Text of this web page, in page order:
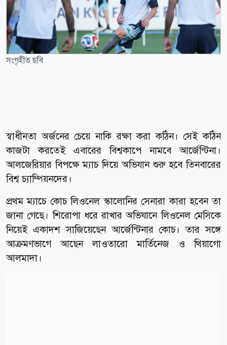
সংগৃহীত ছবি
স্বাধীনতা অর্জনের চেয়ে নাকি রক্ষা করা কঠিন। সেই কঠিন
কাজটা করতেই এবারের বিশ্বকাপে নামবে আর্জেন্টিনা।
আলজেরিয়ার বিপক্ষে ম্যাচ দিয়ে অভিযান শুরু হবে তিনবারের
বিশ্ব চ্যাম্পিয়নদের।
প্রথম ম্যাচে কোচ লিওনেল স্কালোনির সেনারা কারা হবেন তা
জানা গেছে। শিরোপা ধরে রাখার অভিযানে লিওনেল মেসিকে
নিয়েই একাদশ সাজিয়েছেন আর্জেন্টিনার কোচ। তার সঙ্গে
আক্রমণভাগে আছেন লাওতারো মার্তিনেজ ও থিয়াগো
আলমাদা।